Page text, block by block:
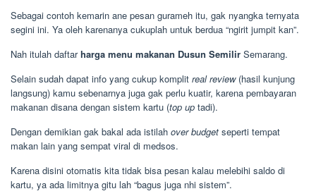
Sebagai contoh kemarin ane pesan gurameh itu, gak nyangka ternyata
segini ini. Ya oleh karenanya cukuplah untuk berdua “ngirit jumpit kan”.
Nah itulah daftarharga menu makanan Dusun Semilir Semarang.
Selain sudah dapat info yang cukup komplit real review(hasil kunjung
langsung) kamu sebenarnya juga gak perlu kuatir, karena pembayaran
makanan disana dengan sistem kartu (top up tadi).
Dengan demikian gak bakal ada istilah over budget seperti tempat
makan lain yang sempat viral di medsos.
Karena disini otomatis kita tidak bisa pesan kalau melebihi saldo di
kartu, ya ada limitnya gitu lah “bagus juga nhi sistem”.